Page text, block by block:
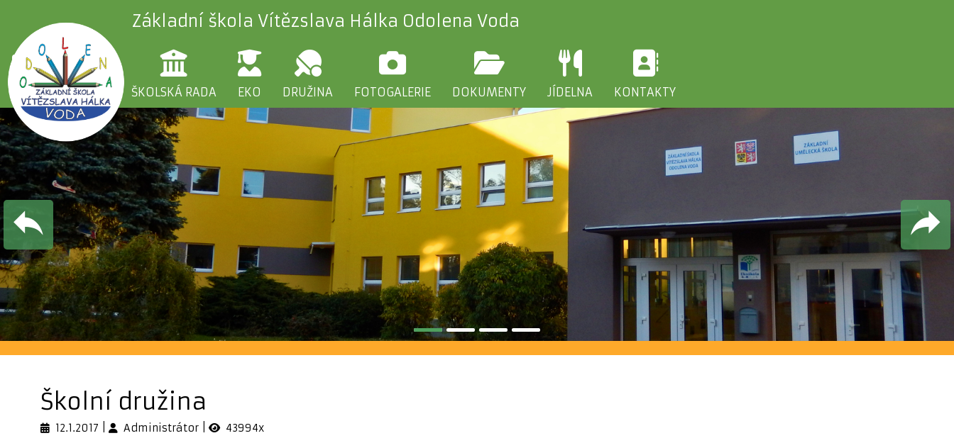
Základní škola Vítězslava Hálka Odolena Voda
ŠKOLA RODIČE ŠKOLSKÁ RADA EKO DRUŽINA FOTOGALERIE DOKUMENTY JÍDELNA KONTAKTY
Školní družina
12.1.2017 Administrátor 43994x